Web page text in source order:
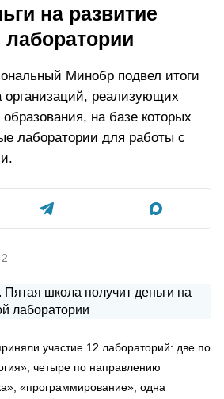
на развитие
Минобр подвел итоги
организаций, реализующих
на базе которых
лаборатории для работы с
2
участие 12 лабораторий: две по
четыре по направлению
«программирование», одна